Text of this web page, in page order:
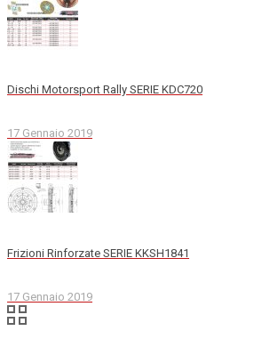
Dischi Motorsport Rally SERIE KDC720
17 Gennaio 2019
Frizioni Rinforzate SERIE KKSH1841
17 Gennaio 2019